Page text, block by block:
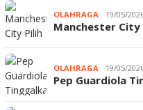
OLAHRAGA 19/05/
Manchester City
OLAHRAGA 19/05/
Pep Guardiola